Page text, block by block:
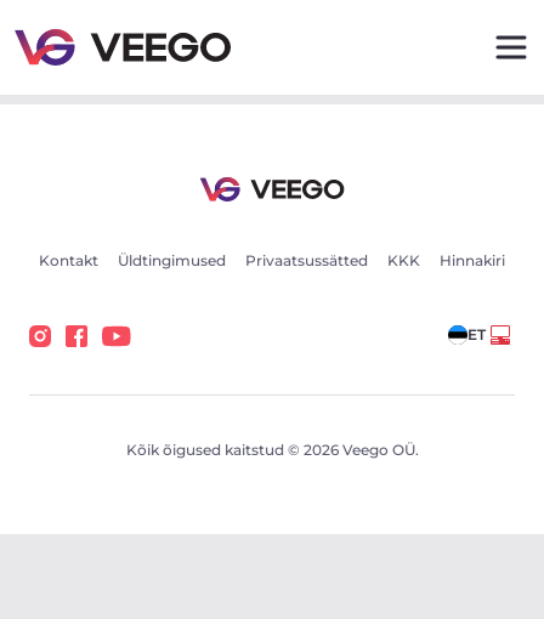
Kontakt Üldtingimused Privaatsussätted KKK Hinnakiri
ET
Kõik õigused kaitstud © 2026 Veego OÜ.